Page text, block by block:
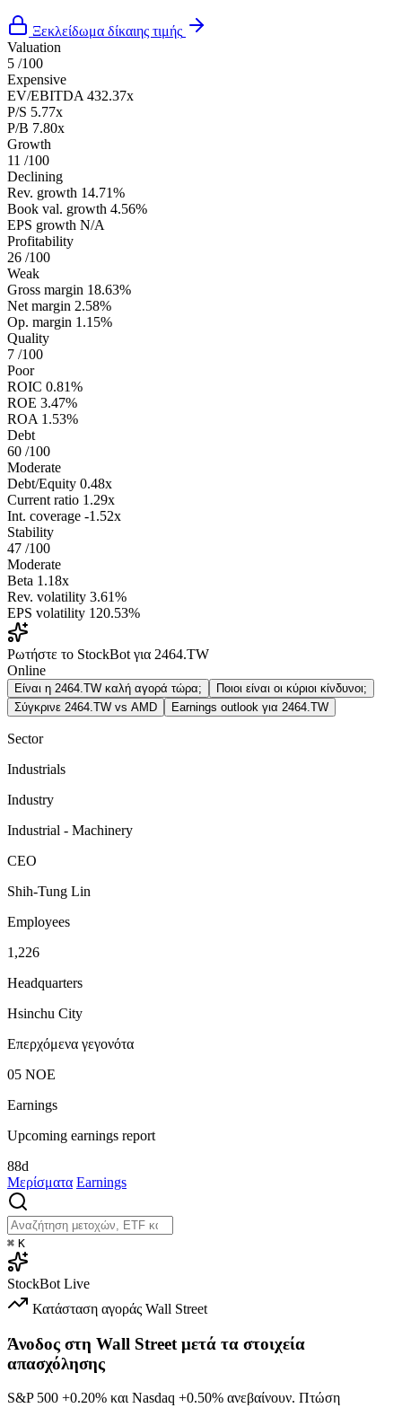
Ξεκλείδωμα δίκαιης τιμής
Valuation
5 /100
Expensive
EV/EBITDA 432.37x
P/S 5.77x
P/B 7.80x
Growth
11 /100
Declining
Rev. growth 14.71%
Book val. growth 4.56%
EPS growth N/A
Profitability
26 /100
Weak
Gross margin 18.63%
Net margin 2.58%
Op. margin 1.15%
Quality
7 /100
Poor
ROIC 0.81%
ROE 3.47%
ROA 1.53%
Debt
60 /100
Moderate
Debt/Equity 0.48x
Current ratio 1.29x
Int. coverage -1.52x
Stability
47 /100
Moderate
Beta 1.18x
Rev. volatility 3.61%
EPS volatility 120.53%
Ρωτήστε το StockBot για 2464.TW
Online
Είναι η 2464.TW καλή αγορά τώρα;
Ποιοι είναι οι κύριοι κίνδυνοι;
Σύγκρινε 2464.TW vs AMD
Earnings outlook για 2464.TW
Sector
Industrials
Industry
Industrial - Machinery
CEO
Shih-Tung Lin
Employees
1,226
Headquarters
Hsinchu City
Επερχόμενα γεγονότα
05 ΝΟΕ
Earnings
Upcoming earnings report
88d
Μερίσματα Earnings
⌘ K
StockBot Live
Κατάσταση αγοράς Wall Street
Άνοδος στη Wall Street μετά τα στοιχεία
απασχόλησης
S&P 500 +0.20% και Nasdaq +0.50% ανεβαίνουν. Πτώση